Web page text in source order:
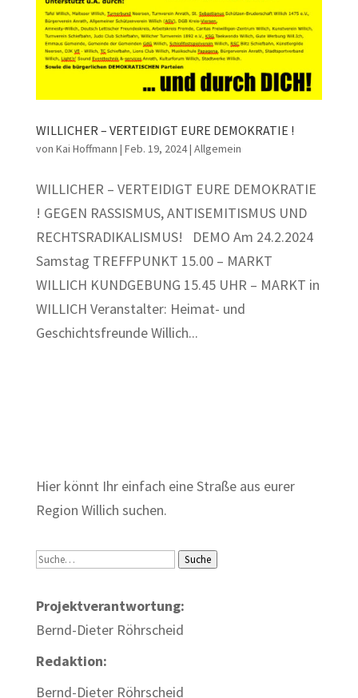
WILLICHER – VERTEIDIGT EURE DEMOKRATIE !
von Kai Hoffmann | Feb. 19, 2024| Allgemein
WILLICHER – VERTEIDIGT EURE DEMOKRATIE
! GEGEN RASSISMUS, ANTISEMITISMUS UND
RECHTSRADIKALISMUS! DEMO Am 24.2.2024
Samstag TREFFPUNKT 15.00 – MARKT
WILLICH KUNDGEBUNG 15.45 UHR – MARKT in
WILLICH Veranstalter: Heimat- und
Geschichtsfreunde Willich...
Hier könnt Ihr einfach eine Straße aus eurer
Region Willich suchen.
Suche Suche
Projektverantwortung:
Bernd-Dieter Röhrscheid
Redaktion:
Bernd-Dieter Röhrscheid